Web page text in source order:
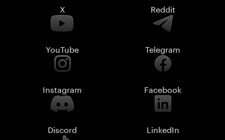
X Reddit
YouTube Telegram
Instagram Facebook
Discord LinkedIn